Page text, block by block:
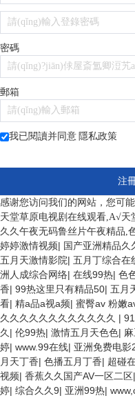
密碼
郵箱
我已閱讀并同意 隱私政策
注
感谢您访问我们的网站，您可
天堂草原电视剧在线观看,А√天
久久午夜无码鲁丝片午夜精品,
婷婷激情视频| 国产亚洲精品久
五月天激情影院| 五月丁综合在
洲人成综合网络| 在线99热| 色
香| 99热这里只有精品50| 五月
看| 精a品a视a频| 蜜臀av 粉嫩
久久久久久久久久久久久久 |
久 | 伦99热| 激情五月天色色|
婷| www.99在线| 亚洲免费电影
月天丁香| 色播五月丁香| 超碰
视频| 香蕉久久国产AV一区二区|
婷| 综合久久9| 亚洲99热|